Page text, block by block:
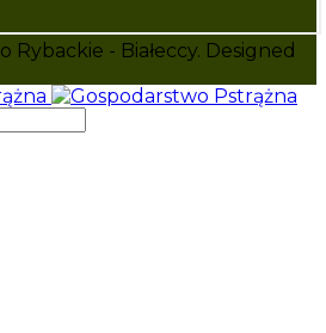
- Białeccy. Designed